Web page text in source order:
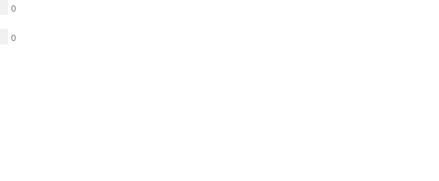
0
0